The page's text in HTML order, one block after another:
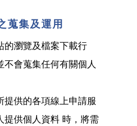
蒐集及運用
的瀏覽及檔案下載行
不會蒐集任何有關個人
提供的各項線上申請服
提供個人資料 時，將需